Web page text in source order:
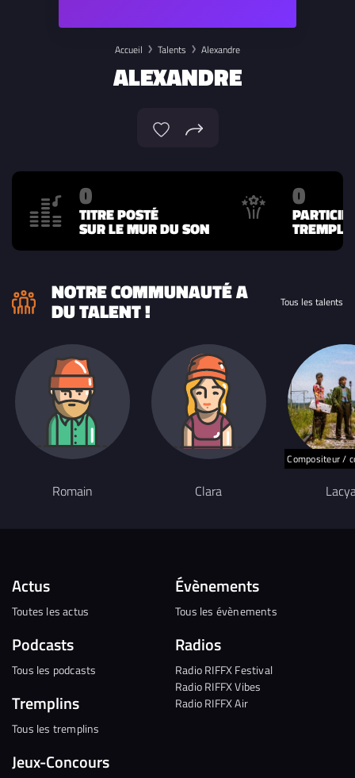
Accueil Talents Alexandre
ALEXANDRE
0
TITRE POSTÉ
SUR LE MUR DU SON
0
NOTRE COMMUNAUTÉ A
DU TALENT ! Tous les talents
Romain Clara
Compositeur /
Actus
Toutes les actus
Podcasts
Tous les podcasts
Tremplins
Tous les tremplins
Jeux-Concours
Évènements
Tous les évènements
Radios
Radio RIFFX Festival
Radio RIFFX Vibes
Radio RIFFX Air